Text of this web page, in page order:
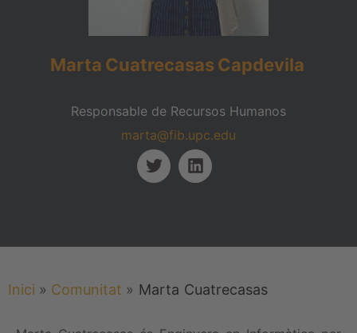
Marta Cuatrecasas Capdevila
Responsable de Recursos Humanos
marta@fib.upc.edu
Inici » Comunitat » Marta Cuatrecasas